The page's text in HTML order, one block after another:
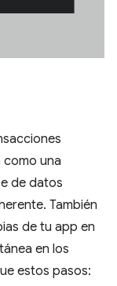
como una
de datos
También
de tu app en
en los
estos pasos: